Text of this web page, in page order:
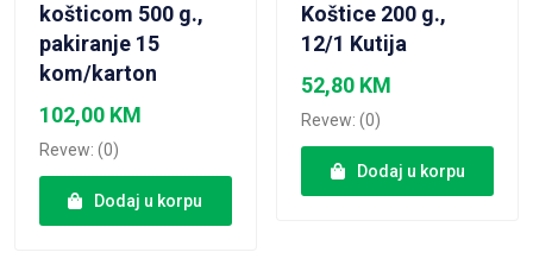
košticom 500 g.,
pakiranje 15
kom/karton
102,00 KM
Revew: (0)
Dodaj u korpu
Koštice 200 g.,
12/1 Kutija
52,80 KM
Revew: (0)
Dodaj u korpu